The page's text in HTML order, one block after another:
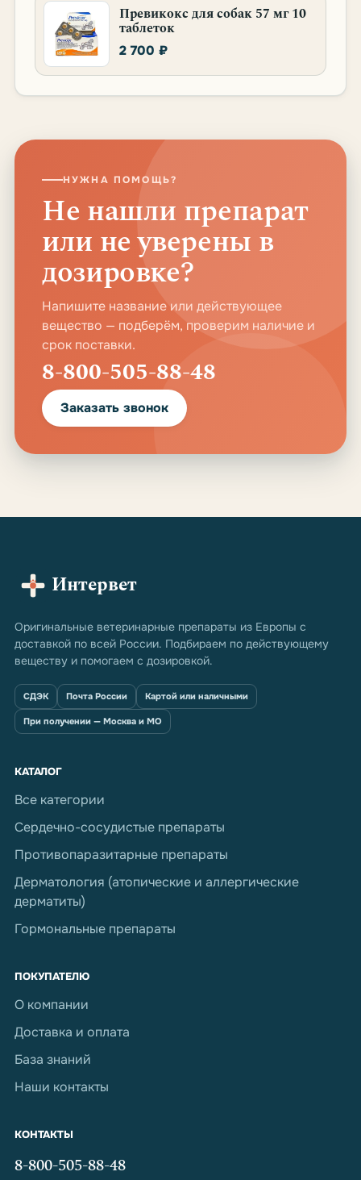
Превикокс для собак 57 мг 10
таблеток
2 700 ₽
НУЖНА ПОМОЩЬ?
Не нашли препарат
или не уверены в
дозировке?
Напишите название или действующее
вещество — подберём, проверим наличие и
срок поставки.
8-800-505-88-48
Заказать звонок
Интервет
Оригинальные ветеринарные препараты из Европы с
доставкой по всей России. Подбираем по действующему
веществу и помогаем с дозировкой.
СДЭК Почта России Картой или наличными
При получении — Москва и МО
КАТАЛОГ
Все категории
Сердечно-сосудистые препараты
Противопаразитарные препараты
Дерматология (атопические и аллергические
дерматиты)
Гормональные препараты
ПОКУПАТЕЛЮ
О компании
Доставка и оплата
База знаний
Наши контакты
КОНТАКТЫ
8-800-505-88-48